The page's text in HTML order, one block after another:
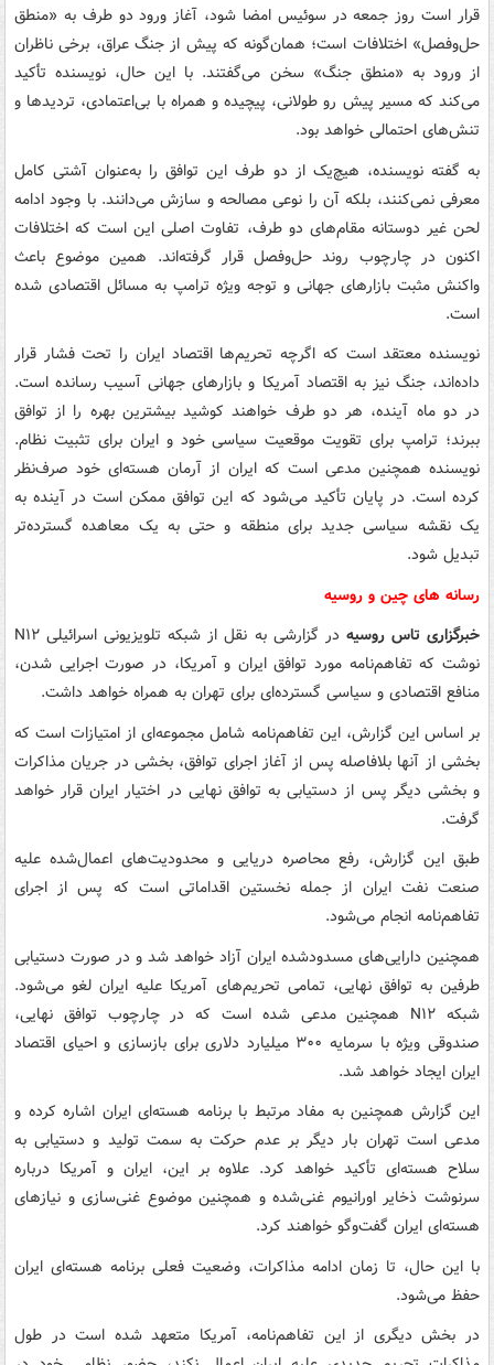
قرار است روز جمعه در سوئیس امضا شود، آغاز ورود دو طرف به «منطق
حل‌وفصل» اختلافات است؛ همان‌گونه که پیش از جنگ عراق، برخی ناظران
از ورود به «منطق جنگ» سخن می‌گفتند. با این حال، نویسنده تأکید
می‌کند که مسیر پیش رو طولانی، پیچیده و همراه با بی‌اعتمادی، تردیدها و
تنش‌های احتمالی خواهد بود.
به گفته نویسنده، هیچ‌یک از دو طرف این توافق را به‌عنوان آشتی کامل
معرفی نمی‌کنند، بلکه آن را نوعی مصالحه و سازش می‌دانند. با وجود ادامه
لحن غیر دوستانه مقام‌های دو طرف، تفاوت اصلی این است که اختلافات
اکنون در چارچوب روند حل‌وفصل قرار گرفته‌اند. همین موضوع باعث
واکنش مثبت بازارهای جهانی و توجه ویژه ترامپ به مسائل اقتصادی شده
است.
نویسنده معتقد است که اگرچه تحریم‌ها اقتصاد ایران را تحت فشار قرار
داده‌اند، جنگ نیز به اقتصاد آمریکا و بازارهای جهانی آسیب رسانده است.
در دو ماه آینده، هر دو طرف خواهند کوشید بیشترین بهره را از توافق
ببرند؛ ترامپ برای تقویت موقعیت سیاسی خود و ایران برای تثبیت نظام.
نویسنده همچنین مدعی است که ایران از آرمان هسته‌ای خود صرف‌نظر
کرده است. در پایان تأکید می‌شود که این توافق ممکن است در آینده به
یک نقشه سیاسی جدید برای منطقه و حتی به یک معاهده گسترده‌تر
تبدیل شود.
رسانه های چین و روسیه
خبرگزاری تاس روسیه
در گزارشی به نقل از شبکه تلویزیونی اسرائیلی N۱۲
نوشت که تفاهم‌نامه مورد توافق ایران و آمریکا، در صورت اجرایی شدن،
منافع اقتصادی و سیاسی گسترده‌ای برای تهران به همراه خواهد داشت.
بر اساس این گزارش، این تفاهم‌نامه شامل مجموعه‌ای از امتیازات است که
بخشی از آنها بلافاصله پس از آغاز اجرای توافق، بخشی در جریان مذاکرات
و بخشی دیگر پس از دستیابی به توافق نهایی در اختیار ایران قرار خواهد
گرفت.
طبق این گزارش، رفع محاصره دریایی و محدودیت‌های اعمال‌شده علیه
صنعت نفت ایران از جمله نخستین اقداماتی است که پس از اجرای
تفاهم‌نامه انجام می‌شود.
همچنین دارایی‌های مسدودشده ایران آزاد خواهد شد و در صورت دستیابی
طرفین به توافق نهایی، تمامی تحریم‌های آمریکا علیه ایران لغو می‌شود.
شبکه N۱۲ همچنین مدعی شده است که در چارچوب توافق نهایی،
صندوقی ویژه با سرمایه ۳۰۰ میلیارد دلاری برای بازسازی و احیای اقتصاد
ایران ایجاد خواهد شد.
این گزارش همچنین به مفاد مرتبط با برنامه هسته‌ای ایران اشاره کرده و
مدعی است تهران بار دیگر بر عدم حرکت به سمت تولید و دستیابی به
سلاح هسته‌ای تأکید خواهد کرد. علاوه بر این، ایران و آمریکا درباره
سرنوشت ذخایر اورانیوم غنی‌شده و همچنین موضوع غنی‌سازی و نیازهای
هسته‌ای ایران گفت‌وگو خواهند کرد.
با این حال، تا زمان ادامه مذاکرات، وضعیت فعلی برنامه هسته‌ای ایران
حفظ می‌شود.
در بخش دیگری از این تفاهم‌نامه، آمریکا متعهد شده است در طول